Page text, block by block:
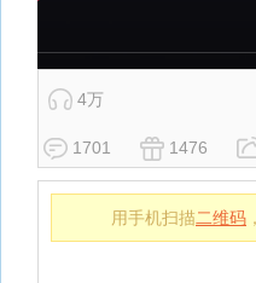
4万
1701 1476
用手机扫描二维码